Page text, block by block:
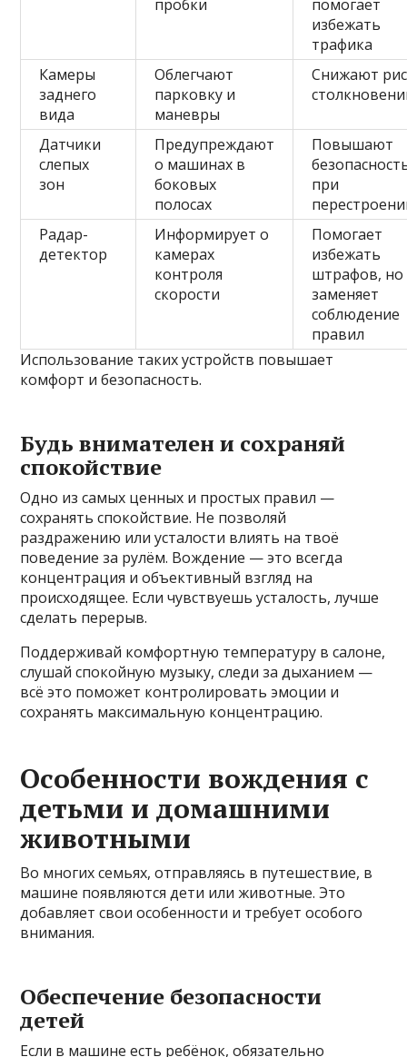
пробки
помогает
избежать
трафика
Камеры
заднего
вида
Облегчают
парковку и
маневры
Снижают
Датчики
слепых
зон
Предупреждают
о машинах в
боковых
полосах
Повышают
при
Радар-
детектор
Информирует о
камерах
контроля
скорости
Помогает
избежать
штрафов, но
заменяет
соблюдение
правил
Использование таких устройств повышает
комфорт и безопасность.
Будь внимателен и сохраняй
спокойствие
Одно из самых ценных и простых правил —
сохранять спокойствие. Не позволяй
раздражению или усталости влиять на твоё
поведение за рулём. Вождение — это всегда
концентрация и объективный взгляд на
происходящее. Если чувствуешь усталость, лучше
сделать перерыв.
Поддерживай комфортную температуру в салоне,
слушай спокойную музыку, следи за дыханием —
всё это поможет контролировать эмоции и
сохранять максимальную концентрацию.
Особенности вождения с
детьми и домашними
животными
Во многих семьях, отправляясь в путешествие, в
машине появляются дети или животные. Это
добавляет свои особенности и требует особого
внимания.
Обеспечение безопасности
детей
Если в машине есть ребёнок, обязательно